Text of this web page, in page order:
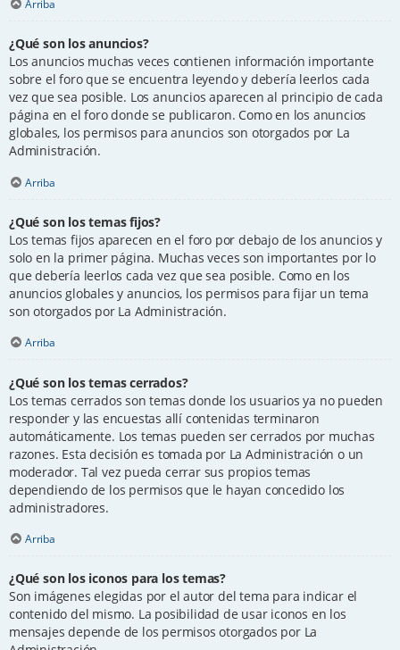
Arriba
¿Qué son los anuncios?
Los anuncios muchas veces contienen información importante
sobre el foro que se encuentra leyendo y debería leerlos cada
vez que sea posible. Los anuncios aparecen al principio de cada
página en el foro donde se publicaron. Como en los anuncios
globales, los permisos para anuncios son otorgados por La
Administración.
Arriba
¿Qué son los temas fijos?
Los temas fijos aparecen en el foro por debajo de los anuncios y
solo en la primer página. Muchas veces son importantes por lo
que debería leerlos cada vez que sea posible. Como en los
anuncios globales y anuncios, los permisos para fijar un tema
son otorgados por La Administración.
Arriba
¿Qué son los temas cerrados?
Los temas cerrados son temas donde los usuarios ya no pueden
responder y las encuestas allí contenidas terminaron
automáticamente. Los temas pueden ser cerrados por muchas
razones. Esta decisión es tomada por La Administración o un
moderador. Tal vez pueda cerrar sus propios temas
dependiendo de los permisos que le hayan concedido los
administradores.
Arriba
¿Qué son los iconos para los temas?
Son imágenes elegidas por el autor del tema para indicar el
contenido del mismo. La posibilidad de usar iconos en los
mensajes depende de los permisos otorgados por La